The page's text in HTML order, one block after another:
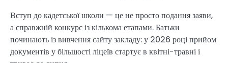
Вступ до кадетської школи — це не просто подання заяви,
а справжній конкурс із кількома етапами. Батьки
починають із вивчення сайту закладу: у 2026 році прийом
документів у більшості ліцеїв стартує в квітні-травні і